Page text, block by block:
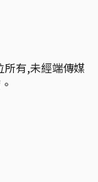
所有,未經端傳媒